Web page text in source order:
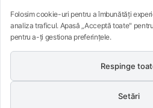
Folosim cookie-uri pentru a îmbunătăți
analiza traficul. Apasă „Acceptă toate"
pentru a-ți gestiona preferințele.
Respinge
Setări